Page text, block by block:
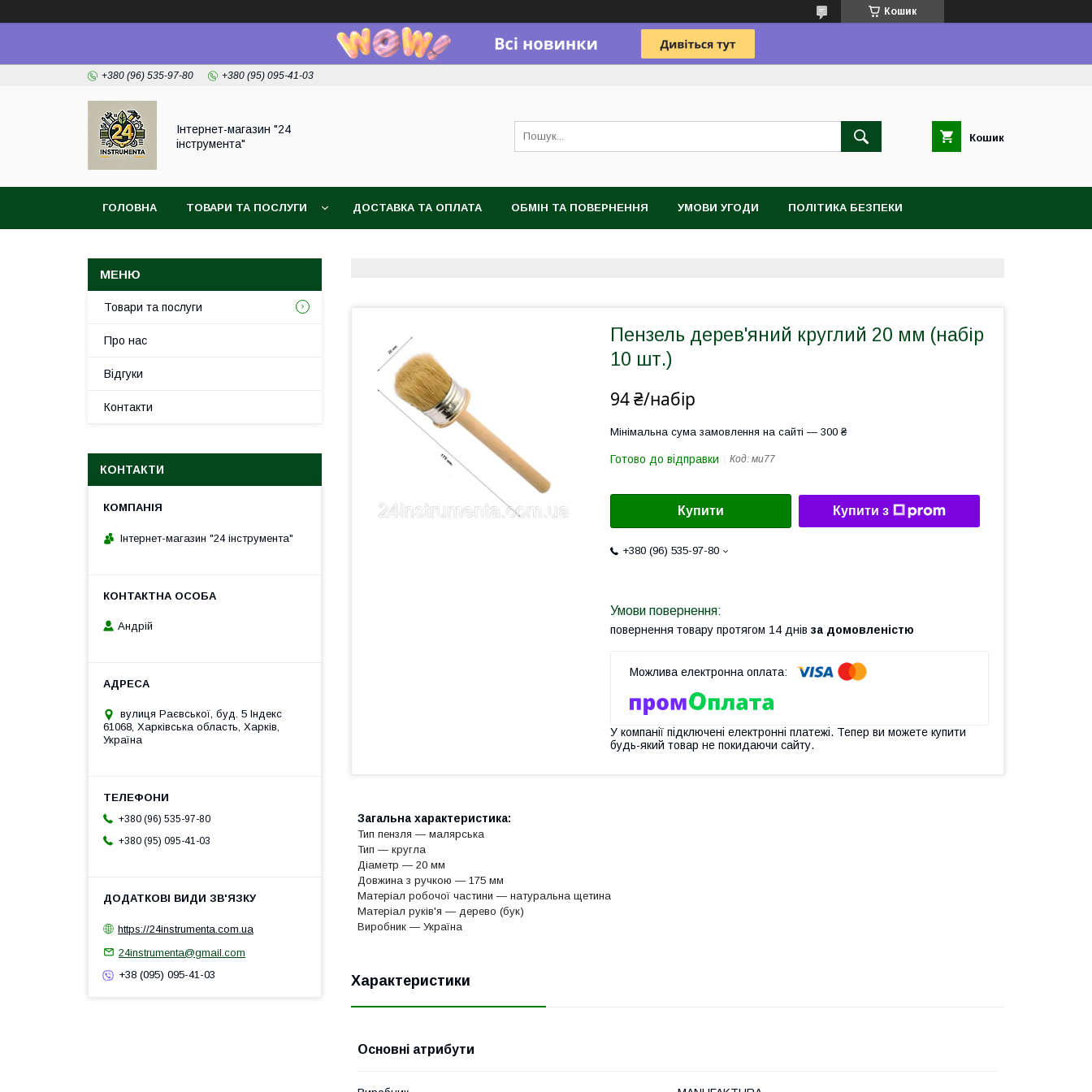
Кошик
+380 (96) 535-97-80 +380 (95) 095-41-03
Інтернет-магазин "24
інструмента"
Кошик
ГОЛОВНА ТОВАРИ ТА ПОСЛУГИ ДОСТАВКА ТА ОПЛАТА ОБМІН ТА ПОВЕРНЕННЯ УМОВИ УГОДИ ПОЛІТИКА БЕЗПЕКИ
Пензель дерев'яний круглий 20 мм (набір
10 шт.)
94 ₴/набір
Мінімальна сума замовлення на сайті — 300 ₴
Готово до відправки Код: ми77
Купити Купити з
+380 (96) 535-97-80
повернення товару протягом 14 днів за домовленістю
У компанії підключені електронні платежі. Тепер ви можете купити
будь-який товар не покидаючи сайту.
Загальна характеристика:
Тип пензля — малярська
Тип — кругла
Діаметр — 20 мм
Довжина з ручкою — 175 мм
Матеріал робочої частини — натуральна щетина
Матеріал руків'я — дерево (бук)
Виробник — Україна
Характеристики
Основні атрибути
Товари та послуги
Про нас
Відгуки
Контакти
КОНТАКТИ
Інтернет-магазин "24 інструмента"
Андрій
вулиця Раєвської, буд. 5 Індекс
61068, Харківська область, Харків,
Україна
+380 (96) 535-97-80
+380 (95) 095-41-03
https://24instrumenta.com.ua
24instrumenta@gmail.com
+38 (095) 095-41-03